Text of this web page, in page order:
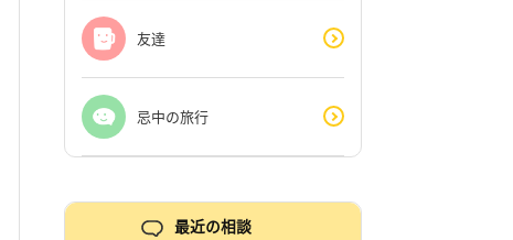
友達
忌中の旅行
最近の相談